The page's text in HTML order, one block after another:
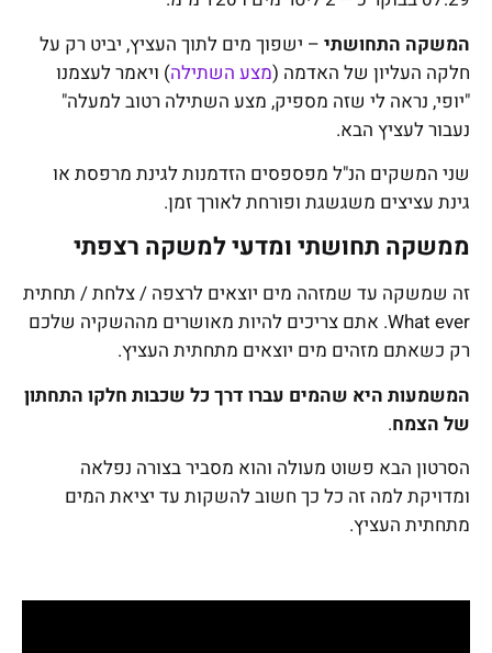
המשקה התחושתי – ישפוך מים לתוך העציץ, יביט רק על
חלקה העליון של האדמה (מצע השתילה) ויאמר לעצמנו
"יופי, נראה לי שזה מספיק, מצע השתילה רטוב למעלה"
נעבור לעציץ הבא.
שני המשקים הנ"ל מפספסים הזדמנות לגינת מרפסת או
גינת עציצים משגשגת ופורחת לאורך זמן.
ממשקה תחושתי ומדעי למשקה רצפתי
זה שמשקה עד שמזהה מים יוצאים לרצפה / צלחת / תחתית
What ever. אתם צריכים להיות מאושרים מההשקיה שלכם
רק כשאתם מזהים מים יוצאים מתחתית העציץ.
המשמעות היא שהמים עברו דרך כל שכבות חלקו התחתון
של הצמח.
הסרטון הבא פשוט מעולה והוא מסביר בצורה נפלאה
ומדויקת למה זה כל כך חשוב להשקות עד יציאת המים
מתחתית העציץ.